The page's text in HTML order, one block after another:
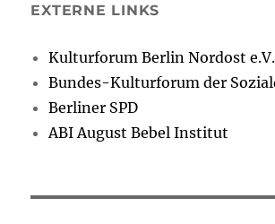
EXTERNE LINKS
Kulturforum Berlin Nordost e.V.
Bundes-Kulturforum der
Berliner SPD
ABI August Bebel Institut